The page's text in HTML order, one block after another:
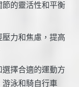
的靈活性和平衡
力和焦慮，提高
擇合適的運動方
泳和騎自行車